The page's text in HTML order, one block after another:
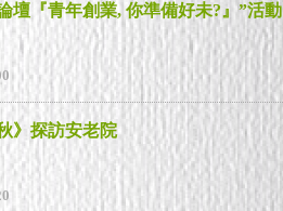
壇『青年創業, 你準備好未?』”活動
》探訪安老院